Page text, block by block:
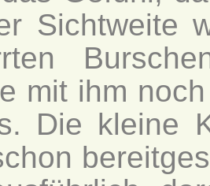
Sichtweite
mit ihm
Die kleine